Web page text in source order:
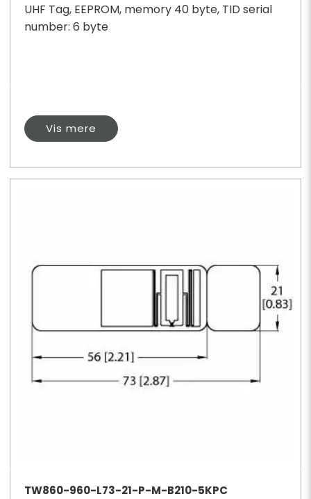
UHF Tag, EEPROM, memory 40 byte, TID serial
number: 6 byte
Vis mere
TW860-960-L73-21-P-M-B210-5KPC